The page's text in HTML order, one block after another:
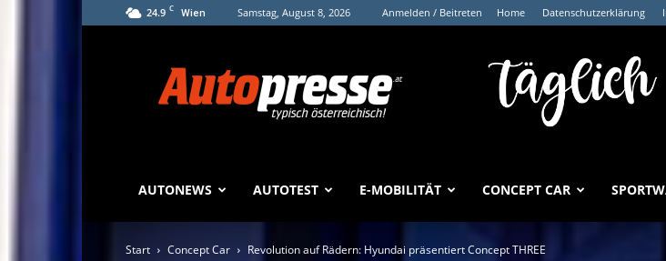
24.9 C Wien Samstag, August 8, 2026 Anmelden / Beitreten Home Datenschutzerklärung
AUTONEWS AUTOTEST E-MOBILITÄT CONCEPT CAR
Start Concept Car Revolution auf Rädern: Hyundai präsentiert Concept THREE